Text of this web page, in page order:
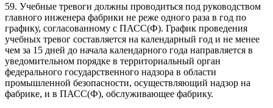
59. Учебные тревоги должны проводиться под руководством
главного инженера фабрики не реже одного раза в год по
графику, согласованному с ПАСС(Ф). График проведения
учебных тревог составляется на календарный год и не менее
чем за 15 дней до начала календарного года направляется в
уведомительном порядке в территориальный орган
федерального государственного надзора в области
промышленной безопасности, осуществляющий надзор на
фабрике, и в ПАСС(Ф), обслуживающее фабрику.